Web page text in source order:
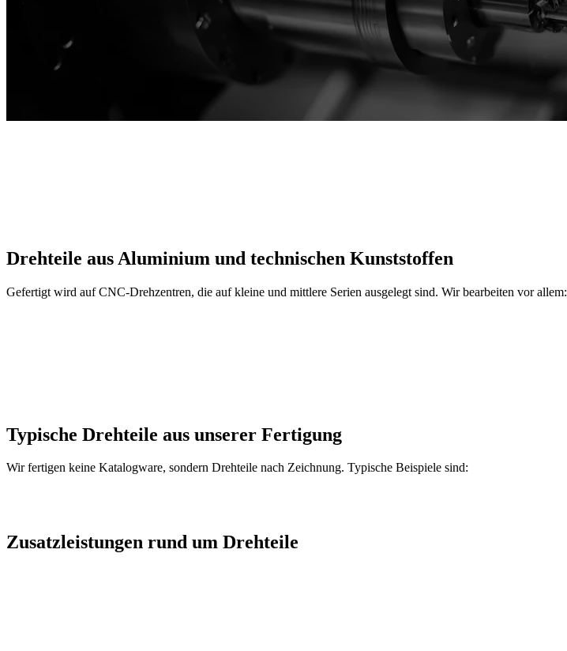
Drehteile aus Aluminium und technischen Kunststoffen
Gefertigt wird auf CNC-Drehzentren, die auf kleine und mittlere Serien ausgelegt sind. Wir bearbeiten vor allem:
Typische Drehteile aus unserer Fertigung
Wir fertigen keine Katalogware, sondern Drehteile nach Zeichnung. Typische Beispiele sind:
Zusatzleistungen rund um Drehteile